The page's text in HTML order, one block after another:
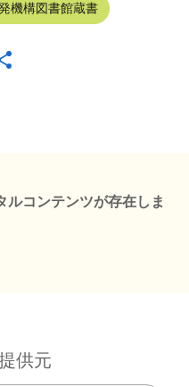
機構図書館蔵書
ルコンテンツが存在しま
供元